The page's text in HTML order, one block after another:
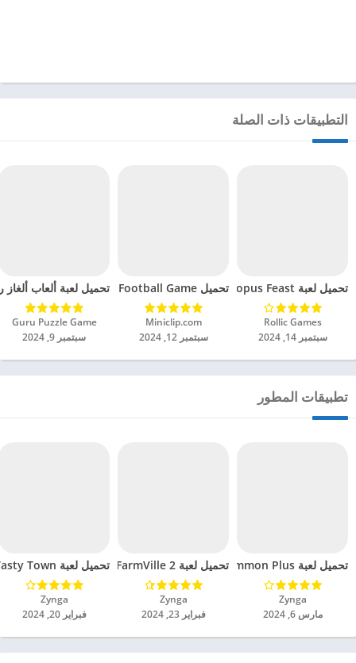
التطبيقات ذات الصلة
تحميل لعبة Octopus Feast مهكرة للاندرويد 2024
Rollic Games‏
سبتمبر 14, 2024
تحميل Soccer Hero PvP Football Game مهكرة للاندرويد 2024
Miniclip.com‏
سبتمبر 12, 2024
تحميل لعبة ألعاب ألغاز
Guru Puzzle Game‏
سبتمبر 9, 2024
تطبيقات المطور
تحميل لعبة Backgammon Plus مهكرة للاندرويد 2024
Zynga‏
مارس 6, 2024
تحميل لعبة FarmVille 2 مهكرة للاندرويد 2024
Zynga‏
فبراير 23, 2024
تحميل لعبة Tasty Town مهكرة للاندرويد 2024
Zynga‏
فبراير 20, 2024